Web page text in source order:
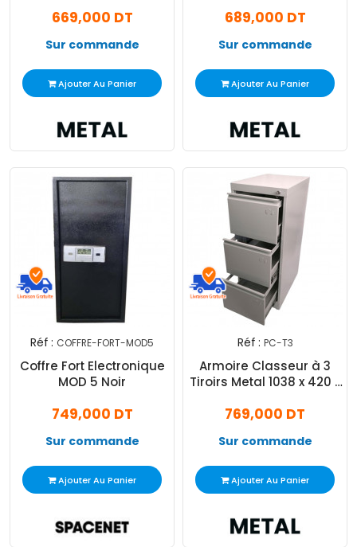
669,000 DT
Sur commande
Ajouter Au Panier
689,000 DT
Sur commande
Ajouter Au Panier
Réf : COFFRE-FORT-MOD5
Coffre Fort Electronique
MOD 5 Noir
749,000 DT
Sur commande
Ajouter Au Panier
Réf : PC-T3
Armoire Classeur à 3
Tiroirs Metal 1038 x 420 x
769,000 DT
Sur commande
Ajouter Au Panier